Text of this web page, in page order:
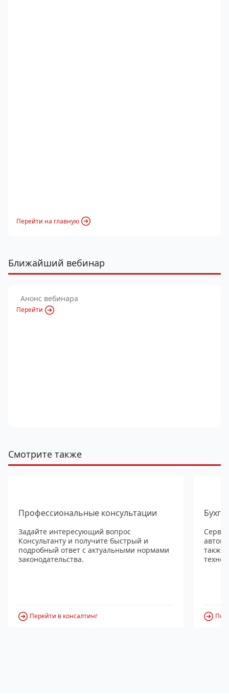
Перейти на главную
Ближайший вебинар
Анонс вебинара
Перейти
Смотрите также
Профессиональные консультации
Задайте интересующий вопрос
Консультанту и получите быстрый и
подробный ответ с актуальными нормами
законодательства.
Перейти в консалтинг
также